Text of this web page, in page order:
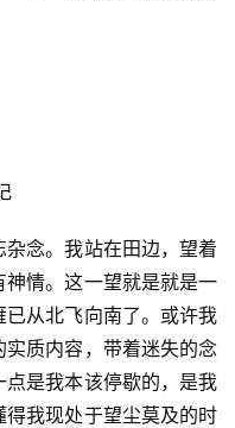
念。我站在田边，望着
情。这一望就是就是一
从北飞向南了。或许我
质内容，带着迷失的念
是我本该停歇的，是我
我现处于望尘莫及的时